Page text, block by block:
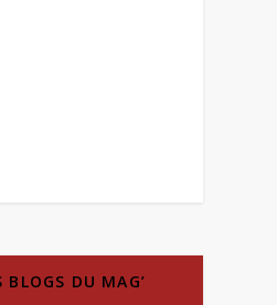
BLOGS DU MAG’